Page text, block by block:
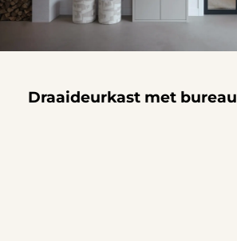
Draaideurkast met bureau